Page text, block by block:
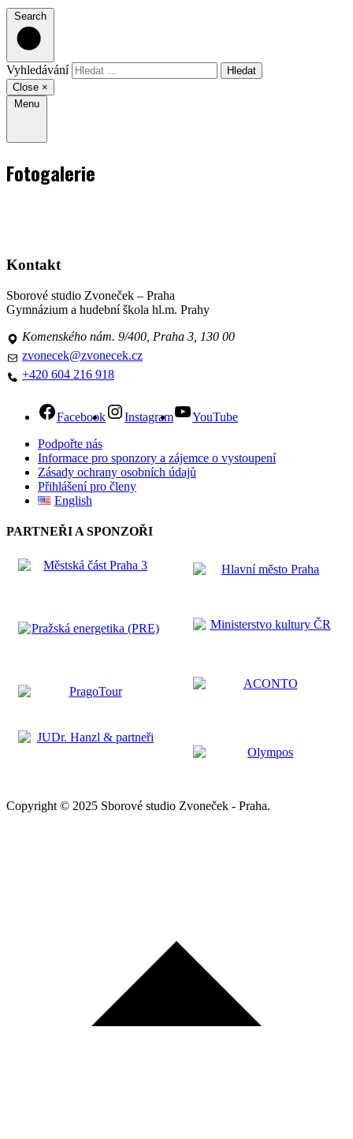
Search
Vyhledávání
Close ×
Menu
Fotogalerie
Kontakt
Sborové studio Zvoneček – Praha
Gymnázium a hudební škola hl.m. Prahy
Komenského nám. 9/400, Praha 3, 130 00
zvonecek@zvonecek.cz
+420 604 216 918
Facebook Instagram
YouTube
Podpořte nás
Informace pro sponzory a zájemce o vystoupení
Zásady ochrany osobních údajů
Přihlášení pro členy
English
PARTNEŘI A SPONZOŘI
Copyright © 2025 Sborové studio Zvoneček - Praha.